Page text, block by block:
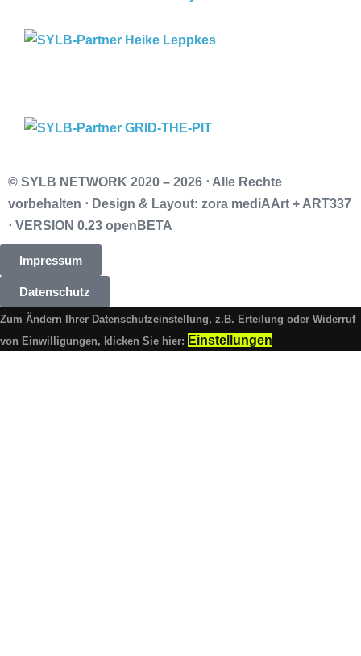
© SYLB NETWORK 2020 – 2026 ⋅ Alle Rechte
vorbehalten ⋅ Design & Layout: zora mediAArt + ART337
⋅ VERSION 0.23 openBETA
Impressum
Datenschutz
Zum Ändern Ihrer Datenschutzeinstellung, z.B. Erteilung oder Widerruf
von Einwilligungen, klicken Sie hier: Einstellungen